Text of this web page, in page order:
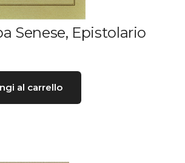
Senese, Epistolario
al carrello